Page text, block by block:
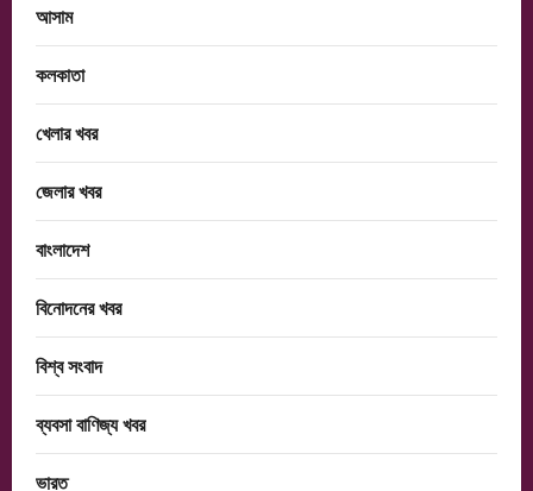
আসাম
কলকাতা
খেলার খবর
জেলার খবর
বাংলাদেশ
বিনোদনের খবর
বিশ্ব সংবাদ
ব্যবসা বাণিজ্য খবর
ভারত